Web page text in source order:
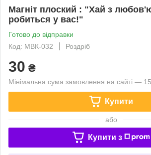
Магніт плоский : "Хай з
робиться у вас!"
Готово до відправки
Код: МВК-032
Роздріб
30 ₴
Мінімальна сума замовлення на сайті —
Купити
або
Купити з